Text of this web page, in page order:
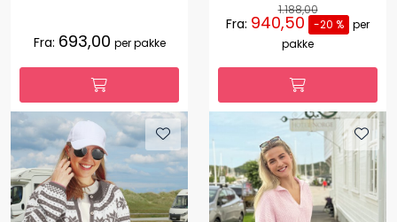
Fra: 693,00 per pakke
1.188,00
Fra: 940,50 -20 % per
pakke